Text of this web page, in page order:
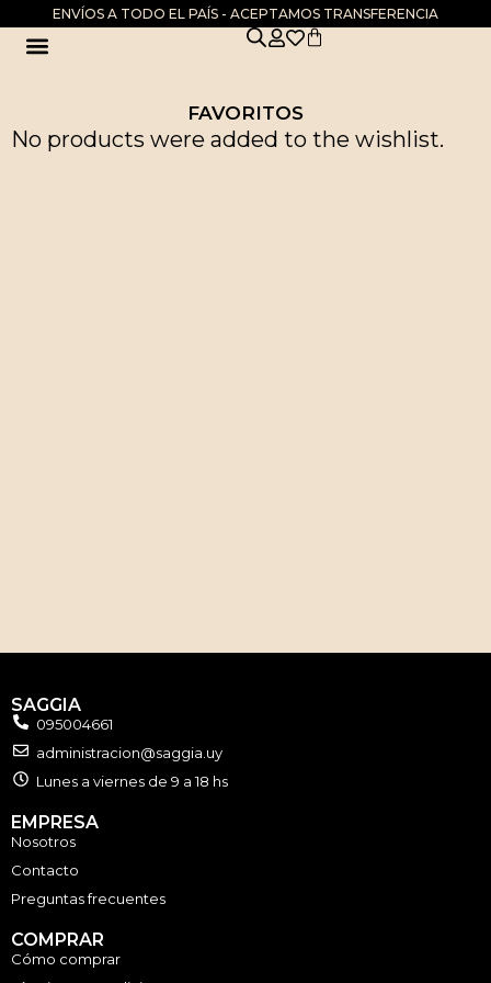
ENVÍOS A TODO EL PAÍS - ACEPTAMOS TRANSFERENCIA
FAVORITOS
No products were added to the wishlist.
SAGGIA
095004661
administracion@saggia.uy
Lunes a viernes de 9 a 18 hs
EMPRESA
Nosotros
Contacto
Preguntas frecuentes
COMPRAR
Cómo comprar